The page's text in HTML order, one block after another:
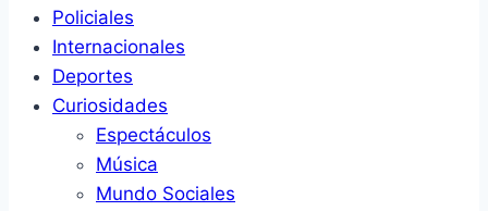
Policiales
Internacionales
Deportes
Curiosidades
Espectáculos
Música
Mundo Sociales